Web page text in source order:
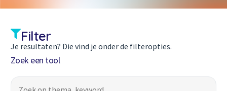
Filter
Je resultaten? Die vind je onder de filteropties.
Zoek een tool